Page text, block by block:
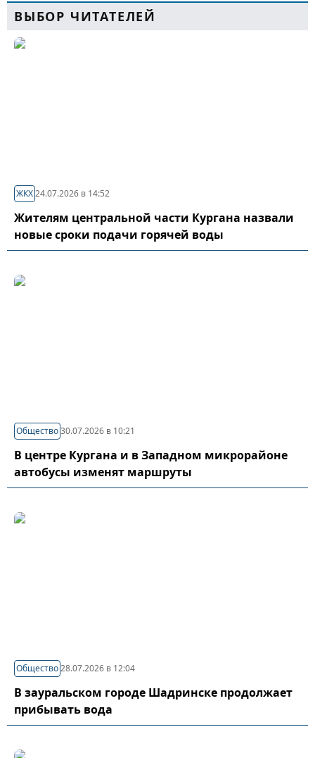
ВЫБОР ЧИТАТЕЛЕЙ
ЖКХ24.07.2026 в 14:52
Жителям центральной части Кургана назвали
новые сроки подачи горячей воды
Общество30.07.2026 в 10:21
В центре Кургана и в Западном микрорайоне
автобусы изменят маршруты
Общество28.07.2026 в 12:04
В зауральском городе Шадринске продолжает
прибывать вода